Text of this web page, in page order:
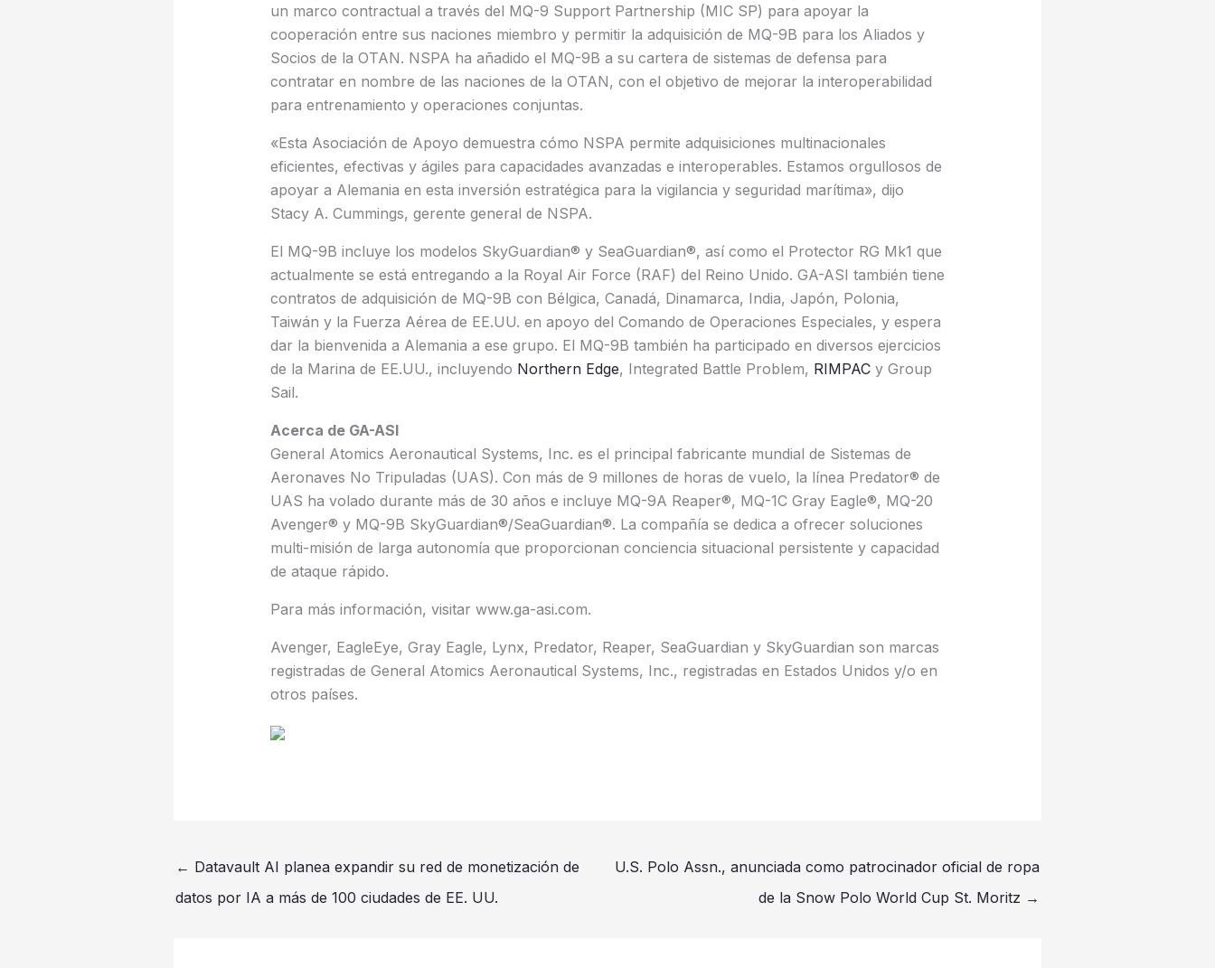
un marco contractual a través del MQ-9 Support Partnership (MIC SP) para apoyar la
cooperación entre sus naciones miembro y permitir la adquisición de MQ-9B para los Aliados y
Socios de la OTAN. NSPA ha añadido el MQ-9B a su cartera de sistemas de defensa para
contratar en nombre de las naciones de la OTAN, con el objetivo de mejorar la interoperabilidad
para entrenamiento y operaciones conjuntas.
«Esta Asociación de Apoyo demuestra cómo NSPA permite adquisiciones multinacionales
eficientes, efectivas y ágiles para capacidades avanzadas e interoperables. Estamos orgullosos de
apoyar a Alemania en esta inversión estratégica para la vigilancia y seguridad marítima», dijo
Stacy A. Cummings, gerente general de NSPA.
El MQ-9B incluye los modelos SkyGuardian® y SeaGuardian®, así como el Protector RG Mk1 que
actualmente se está entregando a la Royal Air Force (RAF) del Reino Unido. GA-ASI también tiene
contratos de adquisición de MQ-9B con Bélgica, Canadá, Dinamarca, India, Japón, Polonia,
Taiwán y la Fuerza Aérea de EE.UU. en apoyo del Comando de Operaciones Especiales, y espera
dar la bienvenida a Alemania a ese grupo. El MQ-9B también ha participado en diversos ejercicios
de la Marina de EE.UU., incluyendo Northern Edge, Integrated Battle Problem, RIMPACy Group
Sail.
Acerca de GA-ASI
General Atomics Aeronautical Systems, Inc. es el principal fabricante mundial de Sistemas de
Aeronaves No Tripuladas (UAS). Con más de 9 millones de horas de vuelo, la línea Predator® de
UAS ha volado durante más de 30 años e incluye MQ-9A Reaper®, MQ-1C Gray Eagle®, MQ-20
Avenger® y MQ-9B SkyGuardian®/SeaGuardian®. La compañía se dedica a ofrecer soluciones
multi-misión de larga autonomía que proporcionan conciencia situacional persistente y capacidad
de ataque rápido.
Para más información, visitar www.ga-asi.com.
Avenger, EagleEye, Gray Eagle, Lynx, Predator, Reaper, SeaGuardian y SkyGuardian son marcas
registradas de General Atomics Aeronautical Systems, Inc., registradas en Estados Unidos y/o en
otros países.
← Datavault AI planea expandir su red de monetización de
datos por IA a más de 100 ciudades de EE. UU.
U.S. Polo Assn., anunciada como patrocinador oficial de ropa
de la Snow Polo World Cup St. Moritz →